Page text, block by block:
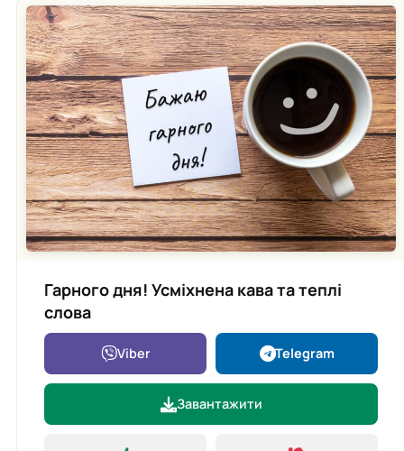
Гарного дня! Усміхнена кава та теплі
слова
Viber Telegram
Завантажити